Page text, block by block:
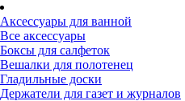
Аксессуары для ванной
Все аксессуары
Боксы для салфеток
Вешалки для полотенец
Гладильные доски
Держатели для газет и журналов